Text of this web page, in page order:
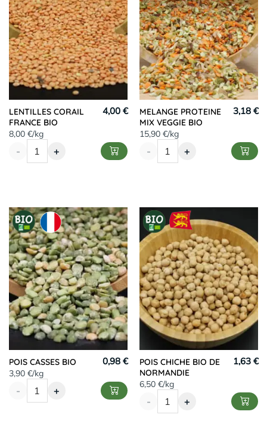
LENTILLES CORAIL
FRANCE BIO
8,00 €/kg
4,00 €
- +
MELANGE PROTEINE
MIX VEGGIE BIO
15,90 €/kg
3,18 €
- +
POIS CASSES BIO
3,90 €/kg
0,98 €
- +
POIS CHICHE BIO DE
NORMANDIE
6,50 €/kg
1,63 €
- +